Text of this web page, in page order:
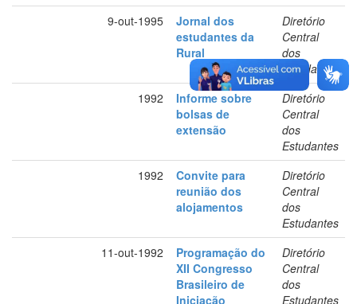
9-out-1995
Jornal dos
estudantes da
Rural
Diretório
Central
dos
Estudantes
1992
Informe sobre
bolsas de
extensão
Diretório
Central
dos
Estudantes
1992
Convite para
reunião dos
alojamentos
Diretório
Central
dos
Estudantes
11-out-1992
Programação do
XII Congresso
Brasileiro de
Iniciação
Diretório
Central
dos
Estudantes